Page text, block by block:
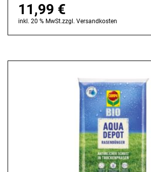
11,99 €
inkl. 20 % MwSt.zzgl. Versandkosten